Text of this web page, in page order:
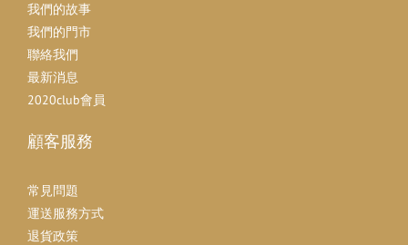
我們的故事
我們的門市
聯絡我們
最新消息
2020club會員
顧客服務
常見問題
運送服務方式
退貨政策